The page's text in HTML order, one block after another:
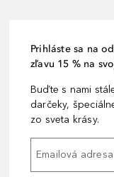
Prihláste sa na
zľavu 15 % na
Buďte s nami
darčeky,
zo sveta krásy.
Emailová adresa